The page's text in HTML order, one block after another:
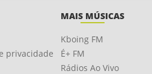
privacidade
MAIS MÚSICAS
Kboing FM
É+ FM
Rádios Ao Vivo